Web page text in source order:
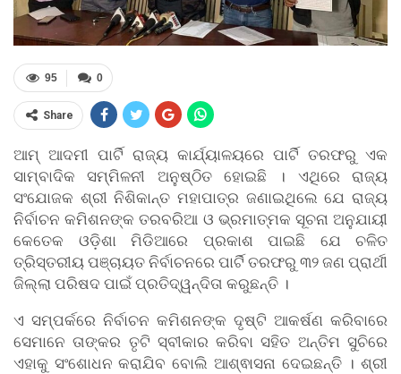
0
95
Share
ଆମ୍ ଆଦମୀ ପାର୍ଟି ରାଜ୍ୟ କାର୍ଯ୍ୟାଳୟରେ ପାର୍ଟି ତରଫରୁ ଏକ
ସାମ୍ବାଦିକ ସମ୍ମିଳନୀ ଅନୁଷ୍ଠିତ ହୋଇଛି । ଏଥିରେ ରାଜ୍ୟ
ସଂଯୋଜକ ଶ୍ରୀ ନିଶିକାନ୍ତ ମହାପାତ୍ର ଜଣାଇଥିଲେ ଯେ ରାଜ୍ୟ
ନିର୍ବାଚନ କମିଶନଙ୍କ ତରବରିଆ ଓ ଭ୍ରମାତ୍ମକ ସୂଚନା ଅନୁଯାୟୀ
କେତେକ ଓଡ଼ିଶା ମିଡିଆରେ ପ୍ରକାଶ ପାଇଛି ଯେ ଚଳିତ
ତ୍ରିସ୍ତରୀୟ ପଞ୍ଚାୟତ ନିର୍ବାଚନରେ ପାର୍ଟି ତରଫରୁ ୩୨ ଜଣ ପ୍ରାର୍ଥୀ
ଜିଲ୍ଲା ପରିଷଦ ପାଇଁ ପ୍ରତିଦ୍ୱନ୍ଦିତା କରୁଛନ୍ତି ।
ଏ ସମ୍ପର୍କରେ ନିର୍ବାଚନ କମିଶନଙ୍କ ଦୃଷ୍ଟି ଆକର୍ଷଣ କରିବାରେ
ସେମାନେ ତାଙ୍କର ତୃଟି ସ୍ବୀକାର କରିବା ସହିତ ଅନ୍ତିମ ସୁଚିରେ
ଏହାକୁ ସଂଶୋଧନ କରାଯିବ ବୋଲି ଆଶ୍ଵାସନା ଦେଇଛନ୍ତି । ଶ୍ରୀ